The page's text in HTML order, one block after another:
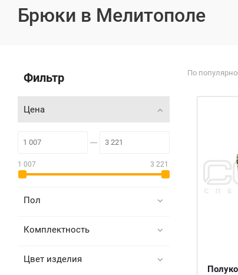
Брюки в Мелитополе
По
Фильтр
Цена
1 007 3 221
Пол
Комплектность
Цвет изделия